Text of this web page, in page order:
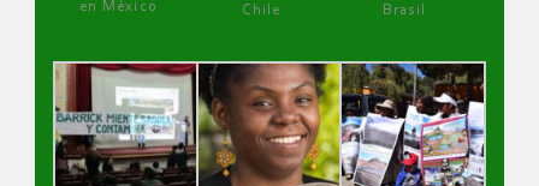
en México
Chile
Brasil